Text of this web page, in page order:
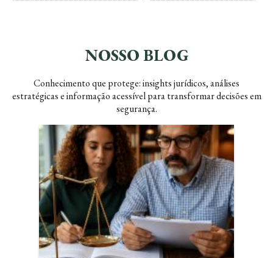
NOSSO BLOG
Conhecimento que protege: insights jurídicos, análises
estratégicas e informação acessível para transformar decisões em
segurança.